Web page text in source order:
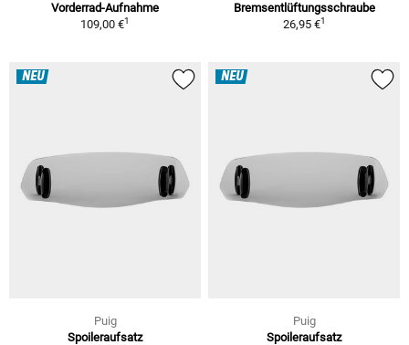
Vorderrad-Aufnahme
109,00 €1
Bremsentlüftungsschraube
26,95 €1
NEU
Puig
Spoileraufsatz
NEU
Puig
Spoileraufsatz